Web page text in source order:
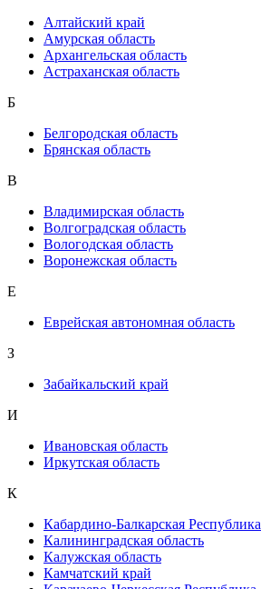
Алтайский край
Амурская область
Архангельская область
Астраханская область
Б
Белгородская область
Брянская область
В
Владимирская область
Волгоградская область
Вологодская область
Воронежская область
Е
Еврейская автономная область
З
Забайкальский край
И
Ивановская область
Иркутская область
К
Кабардино-Балкарская Республика
Калининградская область
Калужская область
Камчатский край